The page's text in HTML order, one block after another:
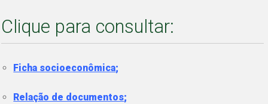
Clique para consultar:
Ficha socioeconômica;
Relação de documentos;